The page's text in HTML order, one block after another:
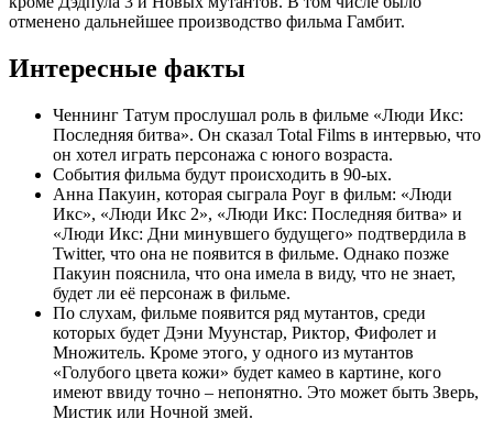
отменено дальнейшее производство фильма Гамбит.
Интересные факты
Ченнинг Татум прослушал роль в фильме «Люди Икс:
Последняя битва». Он сказал Total Films в интервью, что
он хотел играть персонажа с юного возраста.
События фильма будут происходить в 90-ых.
Анна Пакуин, которая сыграла Роуг в фильм: «Люди
Икс», «Люди Икс 2», «Люди Икс: Последняя битва» и
«Люди Икс: Дни минувшего будущего» подтвердила в
Twitter, что она не появится в фильме. Однако позже
Пакуин пояснила, что она имела в виду, что не знает,
будет ли её персонаж в фильме.
По слухам, фильме появится ряд мутантов, среди
которых будет Дэни Муунстар, Риктор, Фифолет и
Множитель. Кроме этого, у одного из мутантов
«Голубого цвета кожи» будет камео в картине, кого
имеют ввиду точно – непонятно. Это может быть Зверь,
Мистик или Ночной змей.